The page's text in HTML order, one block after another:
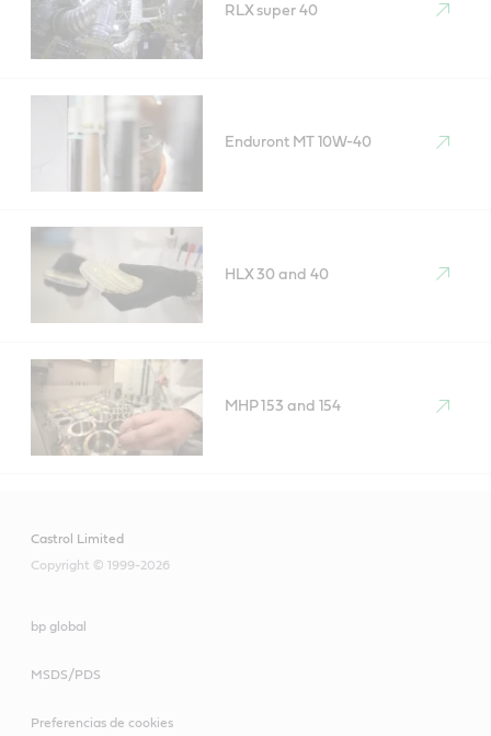
RLX super 40
Enduront MT 10W-40
HLX 30 and 40
MHP 153 and 154
Castrol Limited
Copyright © 1999-2026
bp global
MSDS/PDS
Preferencias de cookies